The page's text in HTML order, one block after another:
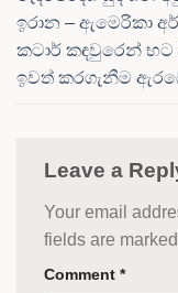
ඉරාන – ඇමෙරිකා
කටාර් කඳවුරෙන් භට
ඉවත් කරගැනීම
Leave a
Your email
fields are marked
Comment *